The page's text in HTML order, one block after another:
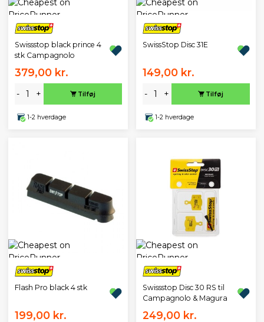
Swissstop black prince 4
stk Campagnolo
379,00 kr.
- + Tilføj
1-2 hverdage
SwissStop Disc 31E
149,00 kr.
- + Tilføj
1-2 hverdage
Flash Pro black 4 stk
199,00 kr.
Swissstop Disc 30 RS til
Campagnolo & Magura
249,00 kr.